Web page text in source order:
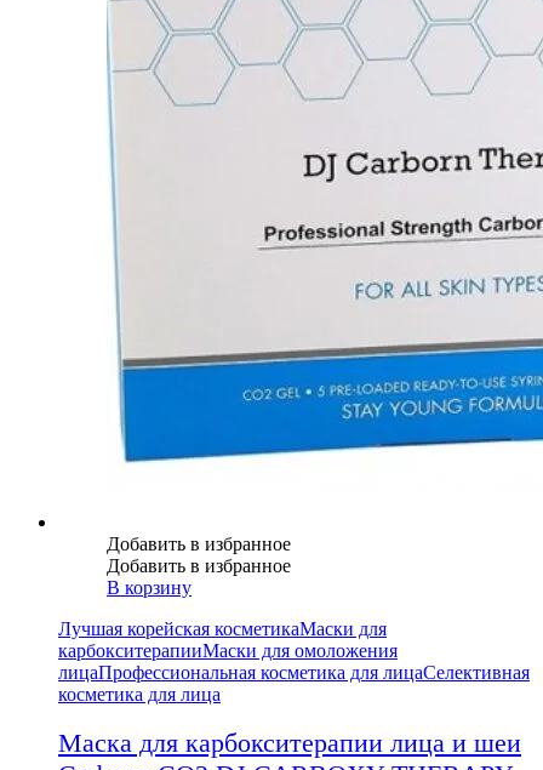
Добавить в избранное
Добавить в избранное
В корзину
Лучшая корейская косметикаМаски для
карбокситерапииМаски для омоложения
лицаПрофессиональная косметика для лицаСелективная
косметика для лица
Маска для карбокситерапии лица и шеи